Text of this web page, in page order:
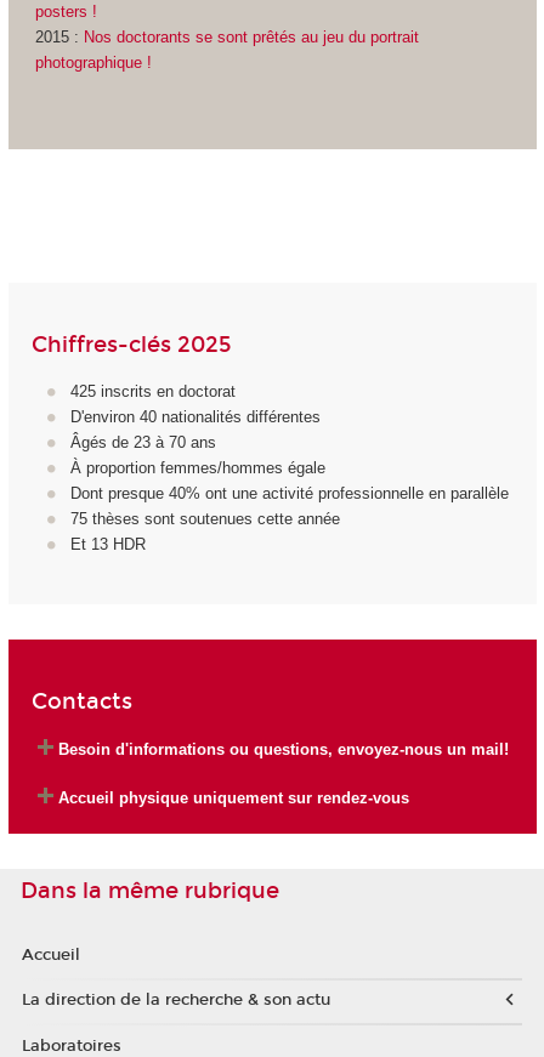
posters !
2015 : Nos doctorants se sont prêtés au jeu du portrait
photographique !
Chiffres-clés 2025
425 inscrits en doctorat
D'environ 40 nationalités différentes
Âgés de 23 à 70 ans
À proportion femmes/hommes égale
Dont presque 40% ont une activité professionnelle en parallèle
75 thèses sont soutenues cette année
Et 13 HDR
Contacts
Besoin d'informations ou questions, envoyez-nous un mail!
Accueil physique uniquement sur rendez-vous
Dans la même rubrique
Accueil
La direction de la recherche & son actu
Laboratoires